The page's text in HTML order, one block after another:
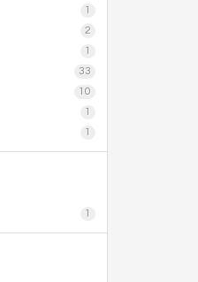
1
2
1
33
10
1
1
1